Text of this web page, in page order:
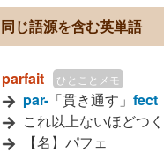
同じ語源を含む英単語
parfait ひとことメモ
par- 「貫き通す」 fect
これ以上ないほどつ
【名】パフェ